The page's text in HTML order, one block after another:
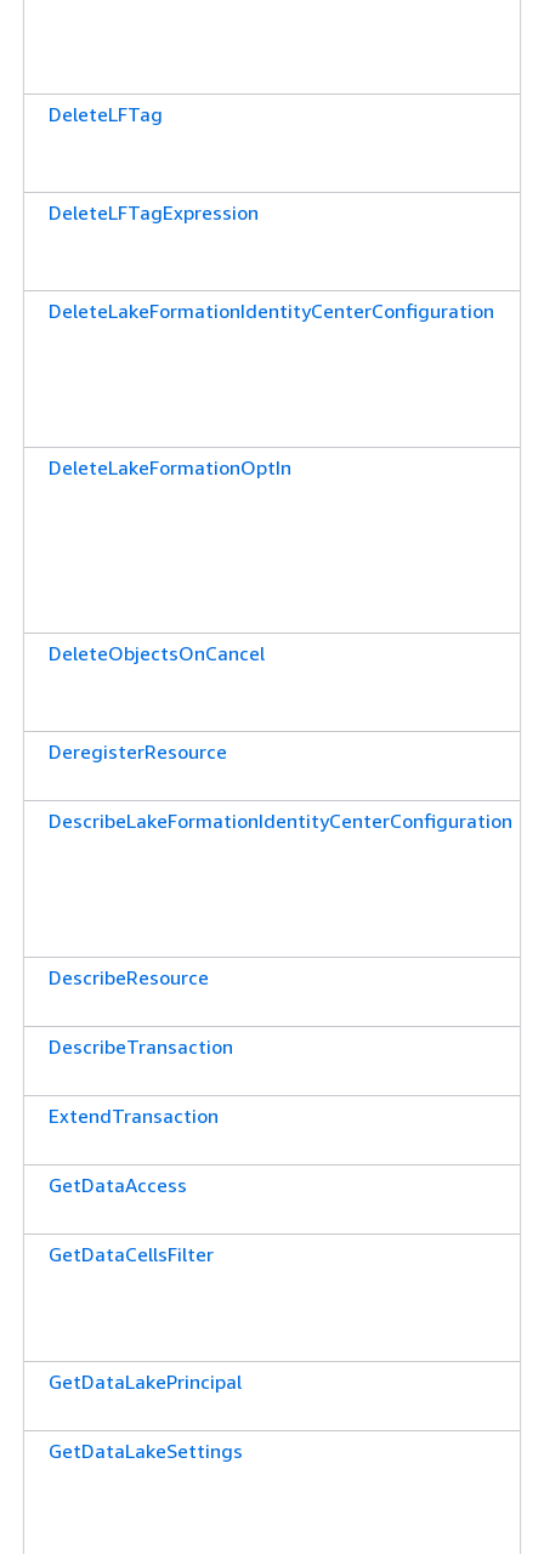
DeleteLFTag
DeleteLFTagExpression
DeleteLakeFormationIdentityCenterConfiguration
DeleteLakeFormationOptIn
DeleteObjectsOnCancel
DeregisterResource
DescribeLakeFormationIdentityCenterConfiguration
DescribeResource
DescribeTransaction
ExtendTransaction
GetDataAccess
GetDataCellsFilter
GetDataLakePrincipal
GetDataLakeSettings